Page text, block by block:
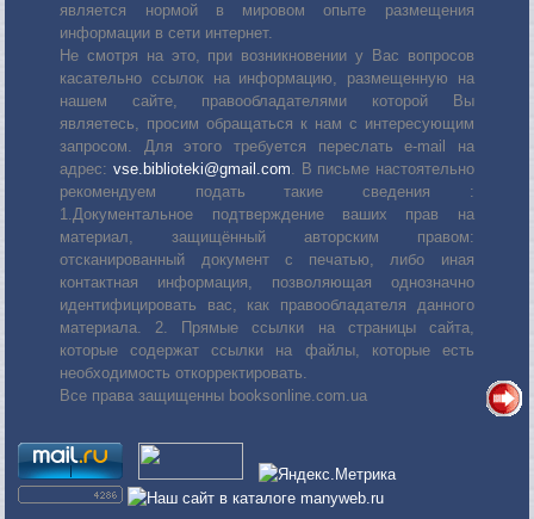
является нормой в мировом опыте размещения
информации в сети интернет.
Не смотря на это, при возникновении у Вас вопросов
касательно ссылок на информацию, размещенную на
нашем сайте, правообладателями которой Вы
являетесь, просим обращаться к нам с интересующим
запросом. Для этого требуется переслать е-mail на
адрес: vse.biblioteki@gmail.com. В письме настоятельно
рекомендуем подать такие сведения :
1.Документальное подтверждение ваших прав на
материал, защищённый авторским правом:
отсканированный документ с печатью, либо иная
контактная информация, позволяющая однозначно
идентифицировать вас, как правообладателя данного
материала. 2. Прямые ссылки на страницы сайта,
которые содержат ссылки на файлы, которые есть
необходимость откорректировать.
Все права защищенны booksonline.com.ua